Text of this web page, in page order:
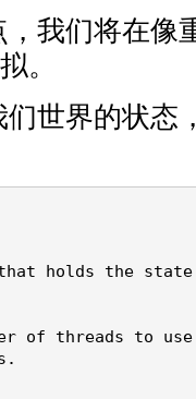
我们将在像
。
世界的状态
holds the
of threads to